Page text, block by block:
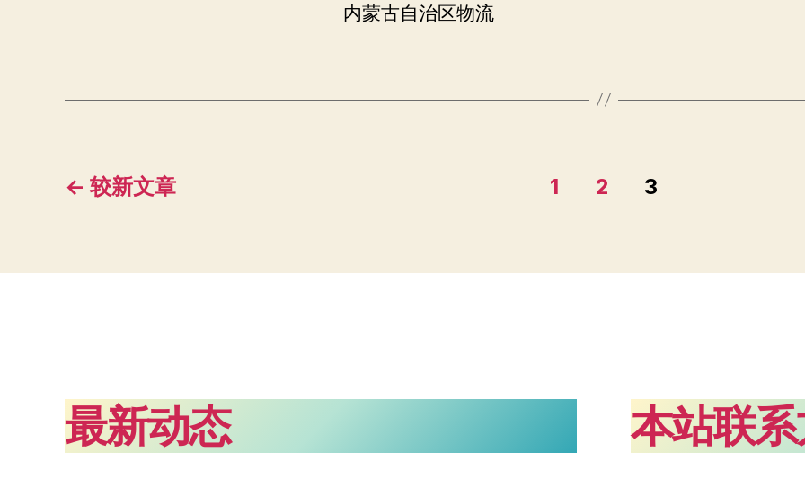
内蒙古自治区物流
文
← 较新文章 1 2 3
最新动态 本站联